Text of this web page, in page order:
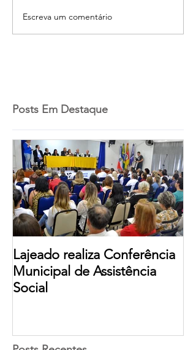
Escreva um comentário
Posts Em Destaque
Lajeado realiza Conferência
Municipal de Assistência
Social